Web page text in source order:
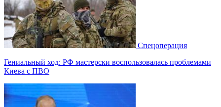
Спецоперация
Гениальный ход: РФ мастерски воспользовалась проблемами
Киева с ПВО